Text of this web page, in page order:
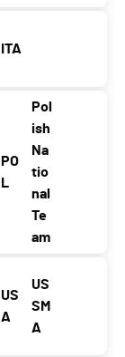
ITA
PO
L
Pol
ish
Na
tio
nal
Te
am
US
A
US
SM
A